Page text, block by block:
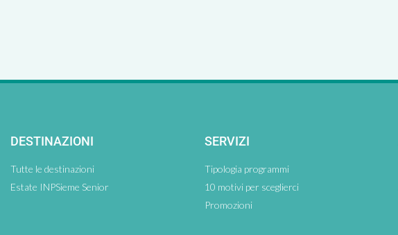
DESTINAZIONI
Tutte le destinazioni
Estate INPSieme Senior
SERVIZI
Tipologia programmi
10 motivi per sceglierci
Promozioni